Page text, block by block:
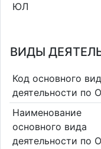
ЮЛ
ВИДЫ
Код основного
деятельности по
Наименование
основного вида
деятельности по